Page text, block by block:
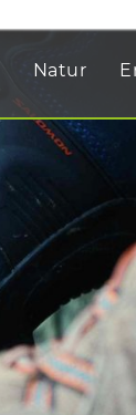
Natur